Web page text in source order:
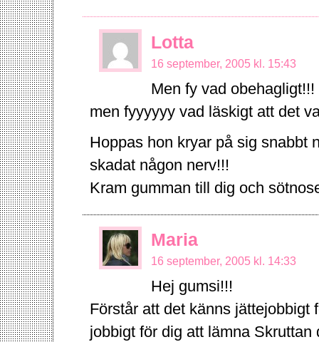
Lotta
16 september, 2005 kl. 15:43
Men fy vad
men fyyyyyy vad läskigt att det
Hoppas hon kryar på sig snabbt
skadat någon nerv!!!
Kram gumman till dig och
Maria
16 september, 2005 kl. 14:33
Hej gumsi!!!
Förstår att det känns jättejobbigt
jobbigt för dig att lämna